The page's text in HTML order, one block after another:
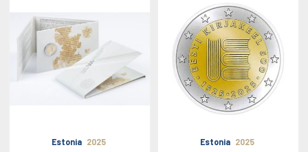
Estonia 2025 Estonia 2025